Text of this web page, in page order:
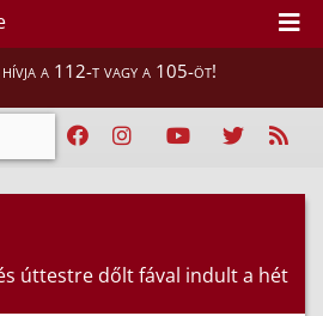
hívja a 112-t vagy a 105-öt!
úttestre dőlt fával indult a hét